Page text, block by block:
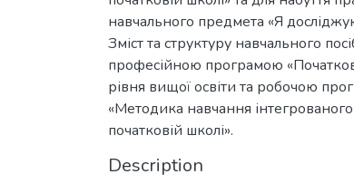
навчального предмета «Я
Зміст та структуру навчального
професійною програмою
рівня вищої освіти та робочою
«Методика навчання
початковій школі».
Description